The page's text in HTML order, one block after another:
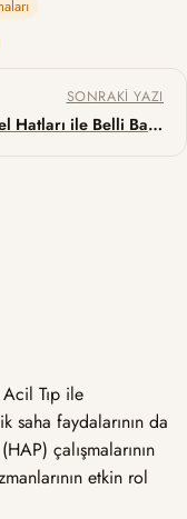
SONRAKI YAZI
Genel Hatları ile Belli Başlı Nontrombotik Emboliler
Tıp ile
saha faydalarının da
çalışmalarının
etkin rol